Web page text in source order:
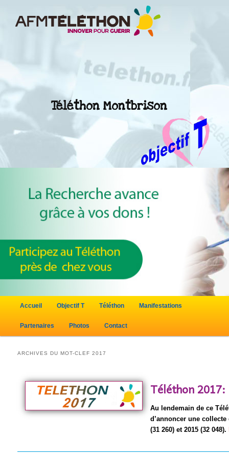
Téléthon Montbrison
Aller au contenu principal
Aller au contenu secondaire
Accueil Objectif T Téléthon Manifestations
Partenaires Photos Contact
ARCHIVES DU MOT-CLEF2017
Téléthon
Au lendemain de ce
d’annoncer une collecte
(31 260) et 2015 (32 048).